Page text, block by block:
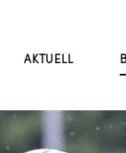
AKTUELL